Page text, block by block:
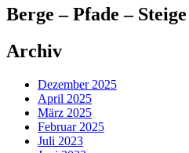
Berge – Pfade –
Archiv
Dezember 2025
April 2025
März 2025
Februar 2025
Juli 2023